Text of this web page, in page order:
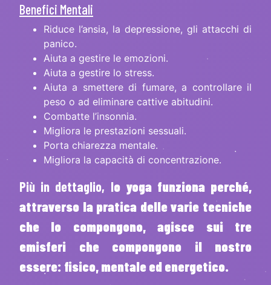
Benefici Mentali
Riduce l’ansia, la depressione, gli attacchi di
panico.
Aiuta a gestire le emozioni.
Aiuta a gestire lo stress.
Aiuta a smettere di fumare, a controllare il
peso o ad eliminare cattive abitudini.
Combatte l’insonnia.
Migliora le prestazioni sessuali.
Porta chiarezza mentale.
Migliora la capacità di concentrazione.
Più in dettaglio, lo yoga funziona perché,
attraverso la pratica delle varie tecniche
che lo compongono, agisce sui tre
emisferi che compongono il nostro
essere: fisico, mentale ed energetico.